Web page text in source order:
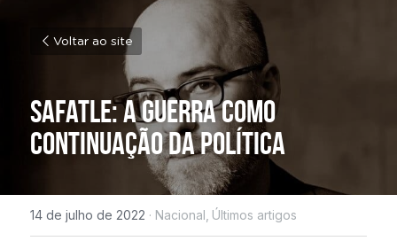
Voltar ao site
Safatle: A guerra como
continuação da política
14 de julho de 2022 · Nacional, Últimos artigos